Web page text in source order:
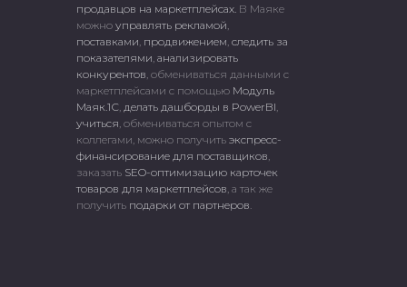
продавцов на маркетплейсах. В Маяке
можно управлять рекламой
поставками продвижением следить за
показателями анализировать
конкурентов , обмениваться данными с
маркетплейсами c помощью Модуль
Маяк.1С делать дашборды в PowerBI
учиться , обмениваться опытом с
коллегами, можно получить экспресс-
финансирование для поставщиков
заказать SEO-оптимизацию карточек
товаров для маркетплейсов , а так же
получить подарки от партнеров